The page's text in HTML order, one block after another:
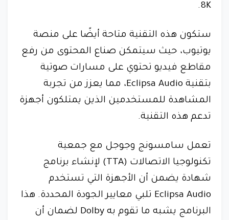
8K.
ستكون هذه التقنية متاحة أيضًا على منصة
يوتيوب، حيث سيتمكن صناع المحتوى من رفع
مقاطع فيديو تحتوي على مسارات صوتية
بتقنية Eclipsa Audio، مما يعزز من تجربة
المشاهدة للمستخدمين الذين يمتلكون أجهزة
تدعم هذه التقنية.
تعمل سامسونج وجوجل مع جمعية
تكنولوجيا الاتصالات (TTA) لإنشاء برنامج
شهادة يضمن أن الأجهزة التي تستخدم
Eclipsa Audio تلبي معايير الجودة المحددة. هذا
البرنامج يشبه ما تقوم به Dolby لضمان أن